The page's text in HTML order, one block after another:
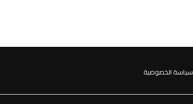
سياسة الخصوصية